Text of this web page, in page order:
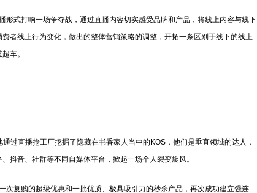
式打响一场争夺战，通过直播内容切实感受品牌和产品，将线上内容与线下
者线上行为变化，做出的整体营销策略的调整，开拓一条区别于线下的线上
车。
过直播抢工厂挖掘了隐藏在书香家人当中的KOS，他们是垂直领域的达人，
抖音、社群等不同自媒体平台，掀起一场个人裂变旋风。
复购的超级优惠和一批优质、极具吸引力的秒杀产品，再次成功建立强连